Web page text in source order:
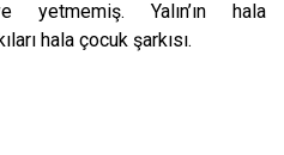
yetmemiş. Yalın’ın hala
hala çocuk şarkısı.